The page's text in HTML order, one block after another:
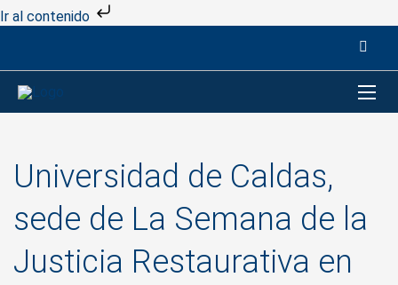
Ir al contenido
Universidad de Caldas,
sede de La Semana de la
Justicia Restaurativa en